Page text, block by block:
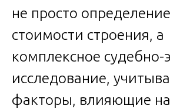
не просто
стоимости строения, а
комплексное судебно-
исследование,
факторы, влияющие